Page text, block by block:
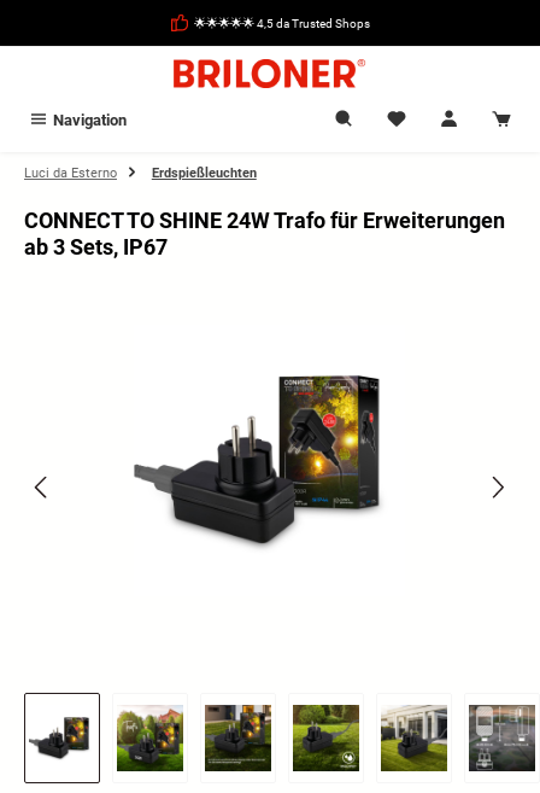
🌟🌟🌟🌟🌟 4,5 da Trusted Shops
Navigation
Luci da Esterno Erdspießleuchten
CONNECT TO SHINE 24W Trafo für Erweiterungen
ab 3 Sets, IP67